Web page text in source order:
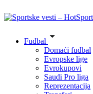
Fudbal
Domaći fudbal
Evropske lige
Evrokupovi
Saudi Pro liga
Reprezentacija